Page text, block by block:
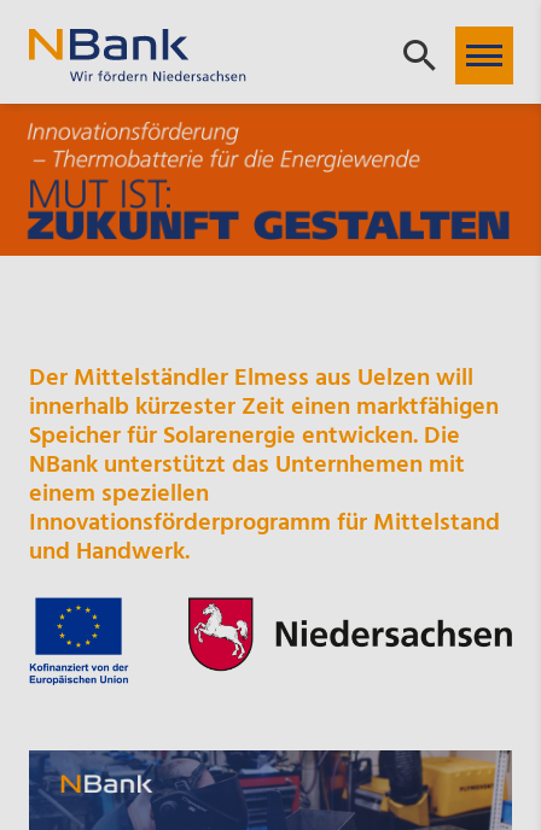
Der Mittelständler Elmess aus Uelzen will
innerhalb kürzester Zeit einen marktfähigen
Speicher für Solarenergie entwicken. Die
NBank unterstützt das Unternhemen mit
einem speziellen
Innovationsförderprogramm für Mittelstand
und Handwerk.